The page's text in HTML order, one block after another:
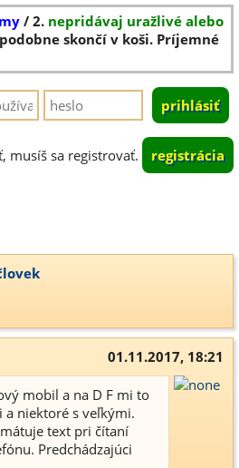
/ 2. nepridávaj uražlivé alebo
skončí v koši. Príjemné
musíš sa registrovať. registrácia
01.11.2017, 18:21
mobil a na D F mi to
niektoré s veľkými.
text pri čítaní
Predchádzajúci